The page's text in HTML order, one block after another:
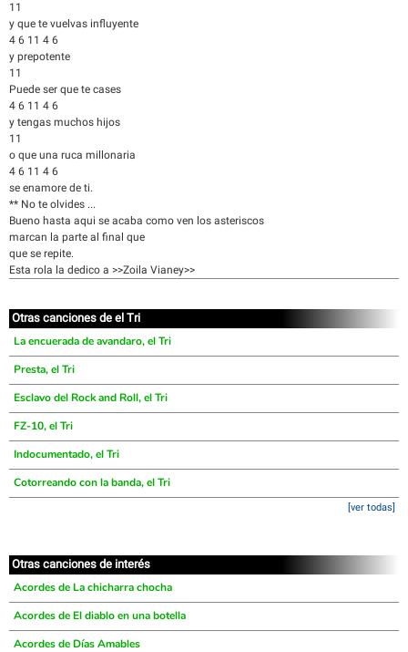
11
y que te vuelvas influyente
4 6 11 4 6
y prepotente
11
Puede ser que te cases
4 6 11 4 6
y tengas muchos hijos
11
o que una ruca millonaria
4 6 11 4 6
se enamore de ti.
** No te olvides ...
Bueno hasta aqui se acaba como ven los asteriscos
marcan la parte al final que
que se repite.
Esta rola la dedico a >>Zoila Vianey>>
Otras canciones de el Tri
La encuerada de avandaro, el Tri
Presta, el Tri
Esclavo del Rock and Roll, el Tri
FZ-10, el Tri
Indocumentado, el Tri
Cotorreando con la banda, el Tri
[ver todas]
Otras canciones de interés
Acordes de La chicharra chocha
Acordes de El diablo en una botella
Acordes de Días Amables